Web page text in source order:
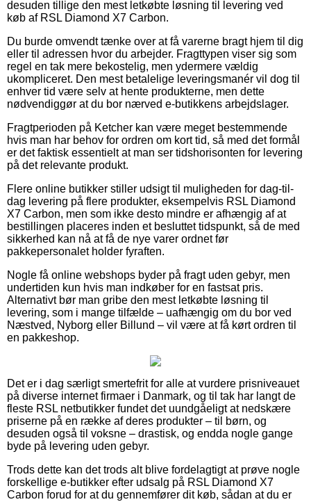
desuden tillige den mest letkøbte løsning til levering ved
køb af RSL Diamond X7 Carbon.
Du burde omvendt tænke over at få varerne bragt hjem til dig
eller til adressen hvor du arbejder. Fragttypen viser sig som
regel en tak mere bekostelig, men ydermere vældig
ukompliceret. Den mest betalelige leveringsmanér vil dog til
enhver tid være selv at hente produkterne, men dette
nødvendiggør at du bor nærved e-butikkens arbejdslager.
Fragtperioden på Ketcher kan være meget bestemmende
hvis man har behov for ordren om kort tid, så med det formål
er det faktisk essentielt at man ser tidshorisonten for levering
på det relevante produkt.
Flere online butikker stiller udsigt til muligheden for dag-til-
dag levering på flere produkter, eksempelvis RSL Diamond
X7 Carbon, men som ikke desto mindre er afhængig af at
bestillingen placeres inden et besluttet tidspunkt, så de med
sikkerhed kan nå at få de nye varer ordnet før
pakkepersonalet holder fyraften.
Nogle få online webshops byder på fragt uden gebyr, men
undertiden kun hvis man indkøber for en fastsat pris.
Alternativt bør man gribe den mest letkøbte løsning til
levering, som i mange tilfælde – uafhængig om du bor ved
Næstved, Nyborg eller Billund – vil være at få kørt ordren til
en pakkeshop.
Det er i dag særligt smertefrit for alle at vurdere prisniveauet
på diverse internet firmaer i Danmark, og til tak har langt de
fleste RSL netbutikker fundet det uundgåeligt at nedskære
priserne på en række af deres produkter – til børn, og
desuden også til voksne – drastisk, og endda nogle gange
byde på levering uden gebyr.
Trods dette kan det trods alt blive fordelagtigt at prøve nogle
forskellige e-butikker efter udsalg på RSL Diamond X7
Carbon forud for at du gennemfører dit køb, sådan at du er